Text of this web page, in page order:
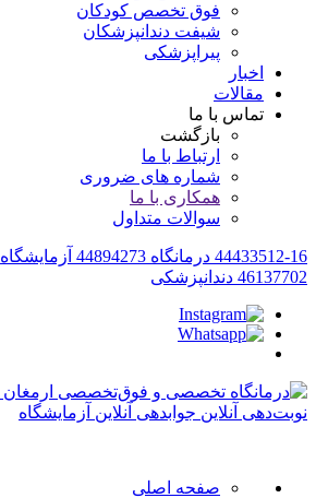
فوق تخصص کودکان
شیفت دندانپزشکان
پیراپزشکی
اخبار
مقالات
تماس با ما
بازگشت
ارتباط با ما
شماره های ضروری
همکاری با ما
سوالات متداول
44433512-16 درمانگاه 44894273 آزمایشگاه
46137702 دندانپزشکی
نوبت‌دهی آنلاین جوابدهی آنلاین آزمایشگاه
صفحه اصلی